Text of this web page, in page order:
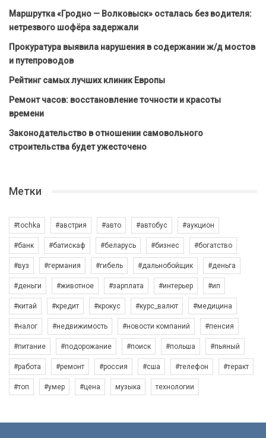
Маршрутка «Гродно — Волковыск» осталась без водителя:
нетрезвого шофёра задержали
Прокуратура выявила нарушения в содержании ж/д мостов
и путепроводов
Рейтинг самых лучших клиник Европы
Ремонт часов: восстановление точности и красоты
времени
Законодательство в отношении самовольного
строительства будет ужесточено
Метки
#tochka #австрия #авто #автобус #аукцион
#банк #батискаф #беларусь #бизнес #богатство
#вуз #германия #гибель #дальнобойщик #деньга
#деньги #животное #зарплата #интерьер #ип
#китай #кредит #крокус #курс_валют #медицина
#налог #недвижимость #новости компаний #пенсия
#питание #подорожание #поиск #польша #пьяный
#работа #ремонт #россия #сша #телефон #теракт
#топ #умер #цена музыка технологии